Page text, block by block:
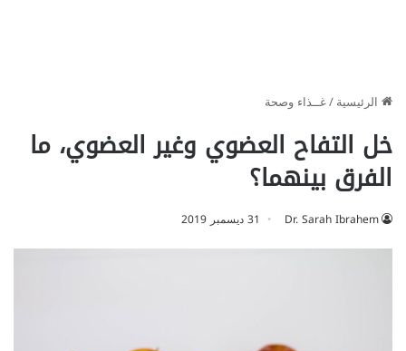
الرئيسية/غــذاء وصحة
خل التفاح العضوي وغير العضوي، ما
الفرق بينهما؟
Dr. Sarah Ibrahem 31 ديسمبر 2019